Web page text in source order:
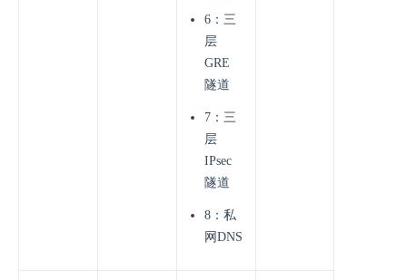
6：三
层
GRE
隧道
7：三
层
IPsec
隧道
8：私
网DNS